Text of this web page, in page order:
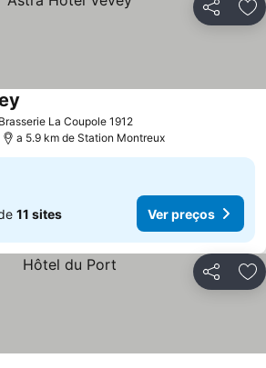
Partilhar
La Coupole 1912
a 5.9 km de Station Montreux
11 sites Ver preços
Partilhar